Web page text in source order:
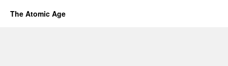
The Atomic Age